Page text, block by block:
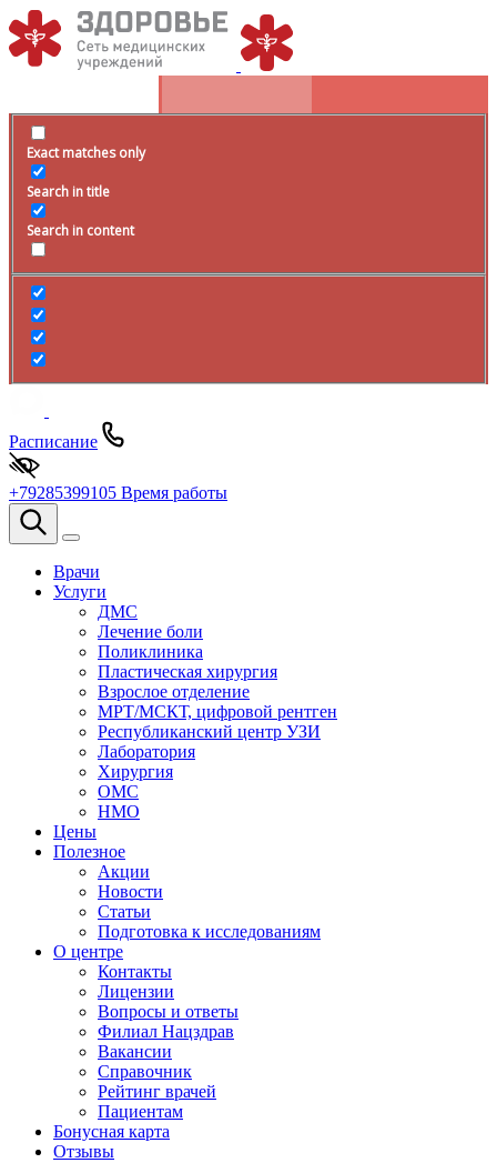
Exact matches only
Search in title
Search in content
Расписание
+79285399105 Время работы
Врачи
Услуги
ДМС
Лечение боли
Поликлиника
Пластическая хирургия
Взрослое отделение
МРТ/МСКТ, цифровой рентген
Республиканский центр УЗИ
Лаборатория
Хирургия
ОМС
НМО
Цены
Полезное
Акции
Новости
Статьи
Подготовка к исследованиям
О центре
Контакты
Лицензии
Вопросы и ответы
Филиал Нацздрав
Вакансии
Справочник
Рейтинг врачей
Пациентам
Бонусная карта
Отзывы